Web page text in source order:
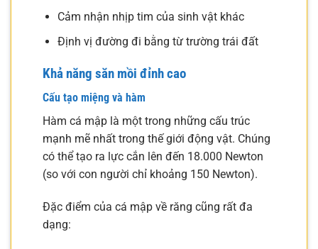
Cảm nhận nhịp tim của sinh vật khác
Định vị đường đi bằng từ trường trái đất
Khả năng săn mồi đỉnh cao
Cấu tạo miệng và hàm
Hàm cá mập là một trong những cấu trúc
mạnh mẽ nhất trong thế giới động vật. Chúng
có thể tạo ra lực cắn lên đến 18.000 Newton
(so với con người chỉ khoảng 150 Newton).
Đặc điểm của cá mập về răng cũng rất đa
dạng: